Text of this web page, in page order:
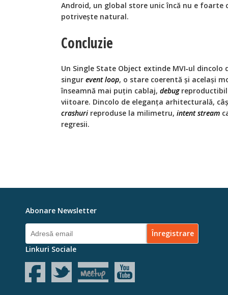
Android, un global store unic încă nu e foarte
potrivește natural.
Concluzie
Un Single State Object extinde MVI‑ul
singur event loop, o stare coerentă și același
înseamnă mai puțin cablaj, debugreproductibil
viitoare. Dincolo de eleganța arhitecturală,
crashuri reproduse la milimetru, intent stream
regresii.
Abonare Newsletter
Linkuri Sociale